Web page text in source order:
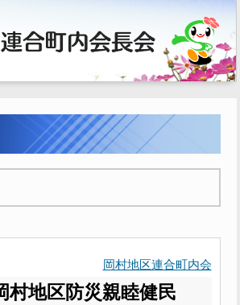
岡村地区連合町内会
村地区防災親睦健民